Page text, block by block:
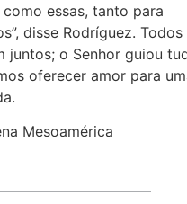
essas, tanto para
disse Rodríguez. Todos
juntos; o Senhor guiou
oferecer amor para
Mesoamérica